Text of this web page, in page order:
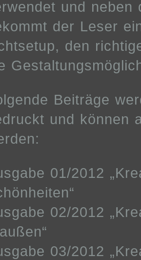
und neben
der Leser
den
Beiträge
und können
01/2012
02/2012
03/2012